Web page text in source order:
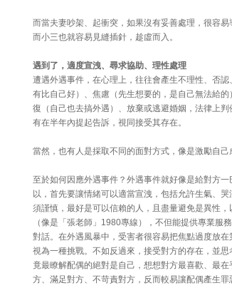
而當夫妻吵架、起衝突，如果沒有妥善處理，很容易
而小三也就容易見縫插針，趁虛而入。
遇到了，適度宣洩、尋求協助、理性處理
遭遇外遇事件，在心理上，往往會產生不理性、否
有比自己好）、焦慮（先生想要的，是自己無法給
復（自己也去搞外遇）、放棄或逃避婚姻，法律上
有在半年內提起告訴，視同接受其存在。
當然，也有人是採取不同的面對方式，像是激勵自己
至於如何因應外遇事件？外遇事件就好像是給對方
以，首先要讓情緒可以適當宣洩，包括允許生氣、
須謹慎，最好是可以信賴的人，且盡量避免是異性
（像是「張老師」1980專線），不但能提供專業服
對話。在外遇風暴中，受害者很容易把焦點過度放
視為一種挑戰。不如反過來，接受對方的存在，並
竟最瞭解配偶的絕對是自己，想想對方最喜歡、最
方、滿足對方、不苛責對方，反而較易讓配偶產生罪